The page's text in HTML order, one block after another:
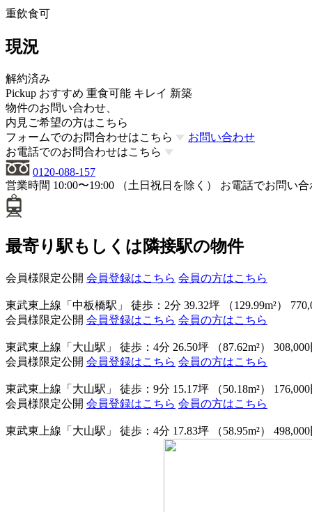
重飲食可
現況
解約済み
Pickup おすすめ 重食可能 キレイ 新築
物件のお問い合わせ、
内見ご希望の方はこちら
フォームでのお問合わせはこちら
お問い合わせ
お電話でのお問合わせはこちら
0120-088-157
営業時間 10:00〜19:00 （土日祝日を除く）
お電話でお問い
最寄り駅もしくは隣接駅の物件
会員様限定公開 会員登録はこちら 会員の方はこちら
東武東上線「中板橋駅」 徒歩：2分 39.32坪 （129.99m²）
会員様限定公開 会員登録はこちら 会員の方はこちら
東武東上線「大山駅」 徒歩：4分 26.50坪 （87.62m²）
会員様限定公開 会員登録はこちら 会員の方はこちら
東武東上線「大山駅」 徒歩：9分 15.17坪 （50.18m²）
会員様限定公開 会員登録はこちら 会員の方はこちら
東武東上線「大山駅」 徒歩：4分 17.83坪 （58.95m²）